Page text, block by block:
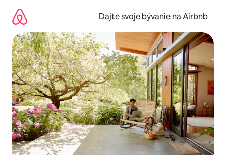
obsah.
Dajte svoje bývanie na Airbnb